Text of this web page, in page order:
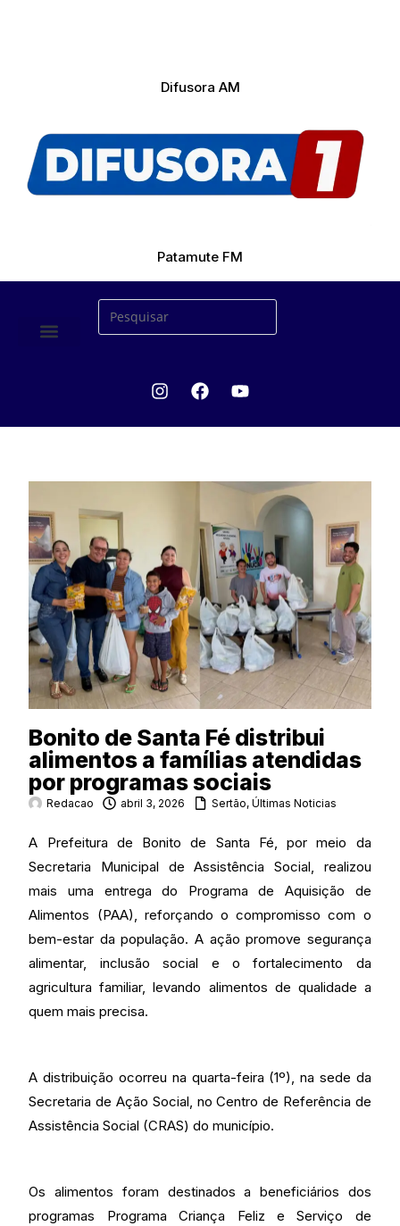
Difusora AM
Patamute FM
Bonito de Santa Fé distribui
alimentos a famílias atendidas
por programas sociais
Redacao abril 3, 2026 Sertão,Últimas Noticias
A Prefeitura de Bonito de Santa Fé, por meio da
Secretaria Municipal de Assistência Social, realizou
mais uma entrega do Programa de Aquisição de
Alimentos (PAA), reforçando o compromisso com o
bem-estar da população. A ação promove segurança
alimentar, inclusão social e o fortalecimento da
agricultura familiar, levando alimentos de qualidade a
quem mais precisa.
A distribuição ocorreu na quarta-feira (1º), na sede da
Secretaria de Ação Social, no Centro de Referência de
Assistência Social (CRAS) do município.
Os alimentos foram destinados a beneficiários dos
programas Programa Criança Feliz e Serviço de